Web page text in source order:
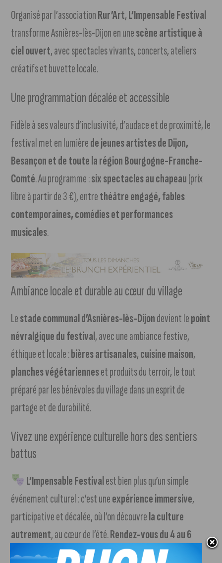
Organisé par l’associationRur’Art,L’Impensable Festival
transforme Asnières-lès-Dijon en unescène artistique à
ciel ouvert, avec spectacles vivants, concerts, ateliers
créatifs et buvette locale.
Une programmation décalée et accessible
Fidèle à ses valeurs d’inclusivité, d’audace et de proximité, le
festival met en lumièrede jeunes artistes de Dijon,
Besançon et de toute la région Bourgogne-Franche-
Comté. Au programme :six spectacles au chapeau(prix
libre à partir de 3 €), entrethéâtre engagé, fables
contemporaines, comédies et performances
musicales.
Ambiance locale et durable au cœur du village
Lestade communal d’Asnières-lès-Dijondevient lepoint
névralgique du festival, avec une ambiance festive,
éthique et locale :bières artisanales,cuisine maison,
planches végétarienneset produits du terroir, le tout
préparé par les bénévoles du village dans un esprit de
partage et de durabilité.
Vivez une expérience culturelle hors des sentiers
battus
L’Impensable Festivalest bien plus qu’un simple
événement culturel : c’est uneexpérience immersive,
participative et décalée, où l’on découvrela culture
autrement, au cœur de l’été.Rendez-vous du 4 au 6
juillet 2025 à Asnières-lès-Dijonpour trois jours de